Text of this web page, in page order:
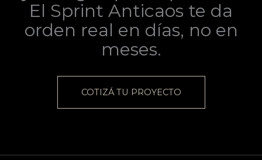
El Sprint Anticaos te da
orden real en días, no en
meses.
COTIZÁ TU PROYECTO